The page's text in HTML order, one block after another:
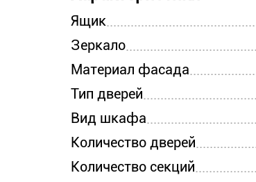
Ящик
Зеркало
Материал фасада
Тип дверей
Вид шкафа
Количество дверей
Количество секций